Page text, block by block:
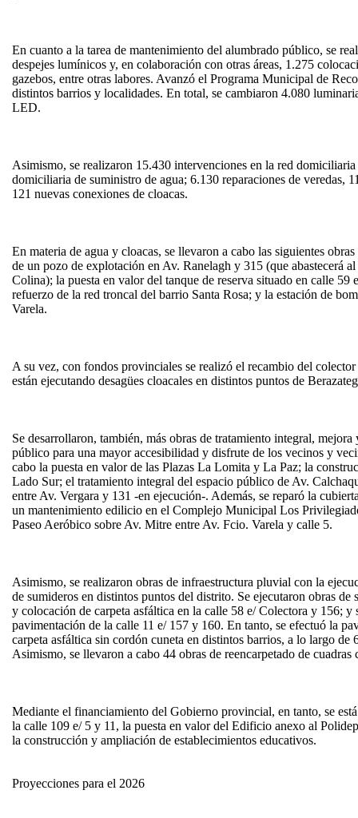
En cuanto a la tarea de mantenimiento del alumbrado público, se
despejes lumínicos y, en colaboración con otras áreas, 1.275
gazebos, entre otras labores. Avanzó el Programa Municipal de
distintos barrios y localidades. En total, se cambiaron 4.080
LED.
Asimismo, se realizaron 15.430 intervenciones en la red
domiciliaria de suministro de agua; 6.130 reparaciones de veredas,
121 nuevas conexiones de cloacas.
En materia de agua y cloacas, se llevaron a cabo las siguientes
de un pozo de explotación en Av. Ranelagh y 315 (que abastecerá
Colina); la puesta en valor del tanque de reserva situado en calle
refuerzo de la red troncal del barrio Santa Rosa; y la estación de
Varela.
A su vez, con fondos provinciales se realizó el recambio del
están ejecutando desagües cloacales en distintos puntos de
Se desarrollaron, también, más obras de tratamiento integral,
público para una mayor accesibilidad y disfrute de los vecinos y
cabo la puesta en valor de las Plazas La Lomita y La Paz; la
Lado Sur; el tratamiento integral del espacio público de Av.
entre Av. Vergara y 131 -en ejecución-. Además, se reparó la
un mantenimiento edilicio en el Complejo Municipal Los
Paseo Aeróbico sobre Av. Mitre entre Av. Fcio. Varela y calle 5.
Asimismo, se realizaron obras de infraestructura pluvial con la
de sumideros en distintos puntos del distrito. Se ejecutaron obras de
y colocación de carpeta asfáltica en la calle 58 e/ Colectora y 156; y
pavimentación de la calle 11 e/ 157 y 160. En tanto, se efectuó la
carpeta asfáltica sin cordón cuneta en distintos barrios, a lo largo de
Asimismo, se llevaron a cabo 44 obras de reencarpetado de cuadras
Mediante el financiamiento del Gobierno provincial, en tanto, se
la calle 109 e/ 5 y 11, la puesta en valor del Edificio anexo al
la construcción y ampliación de establecimientos educativos.
Proyecciones para el 2026